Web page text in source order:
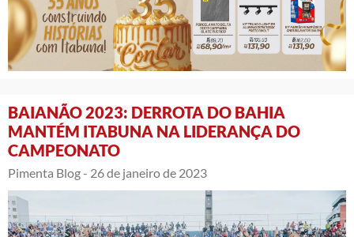
BAIANÃO 2023: DERROTA DO BAHIA
MANTÉM ITABUNA NA LIDERANÇA DO
CAMPEONATO
Pimenta Blog - 26 de janeiro de 2023